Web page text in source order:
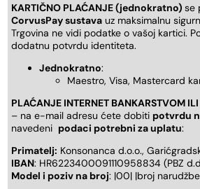
KARTIČNO PLAĆANJE (jednokratno) se
CorvusPay sustava uz maksimalnu
Trgovina ne vidi podatke o vašoj kartici.
dodatnu potvrdu identiteta.
Jednokratno:
Maestro, Visa, Mastercard
PLAĆANJE INTERNET BANKARSTVOM
– na e-mail adresu ćete dobiti potvrdu
navedeni podaci potrebni za uplatu:
Primatelj: Konsonanca d.o.o.,
IBAN: HR6223400091110958834 (PBZ
Model i poziv na broj: |00| |broj